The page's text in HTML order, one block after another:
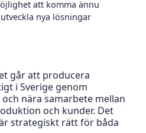
att komma ännu
nya lösningar
går att producera
i Sverige genom
nära samarbete mellan
och kunder. Det
strategiskt rätt för båda